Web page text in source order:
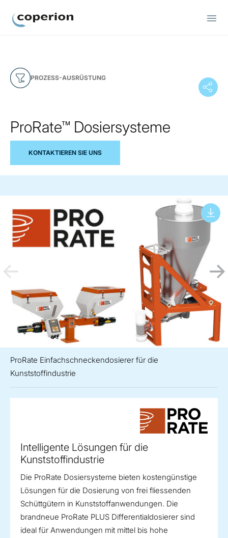
PROZESS-AUSRÜSTUNG
ProRate™ Dosiersysteme
KONTAKTIEREN SIE UNS
ProRate Einfachschneckendosierer für die
Kunststoffindustrie
Intelligente Lösungen für die
Kunststoffindustrie
Die ProRate Dosiersysteme bieten kostengünstige
Lösungen für die Dosierung von frei fliessenden
Schüttgütern in Kunststoffanwendungen. Die
brandneue ProRate PLUS Differentialdosierer sind
ideal für Anwendungen mit mittel bis hohe